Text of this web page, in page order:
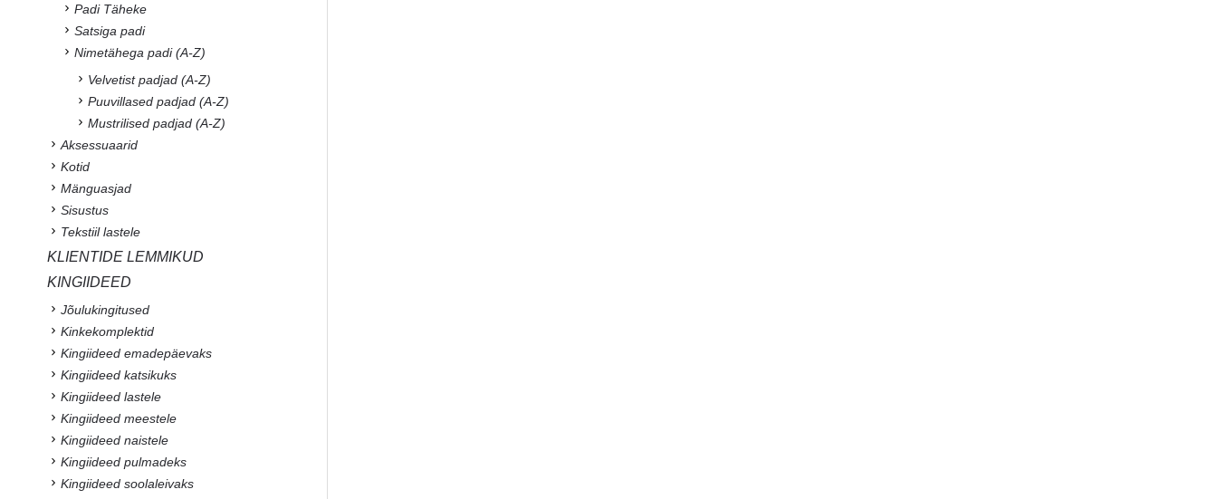
Padi Täheke
Satsiga padi
Nimetähega padi (A-Z)
Velvetist padjad (A-Z)
Puuvillased padjad (A-Z)
Mustrilised padjad (A-Z)
Aksessuaarid
Kotid
Mänguasjad
Sisustus
Tekstiil lastele
KLIENTIDE LEMMIKUD
KINGIIDEED
Jõulukingitused
Kinkekomplektid
Kingiideed emadepäevaks
Kingiideed katsikuks
Kingiideed lastele
Kingiideed meestele
Kingiideed naistele
Kingiideed pulmadeks
Kingiideed soolaleivaks